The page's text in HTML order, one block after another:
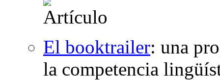
El booktrailer: una
la competencia